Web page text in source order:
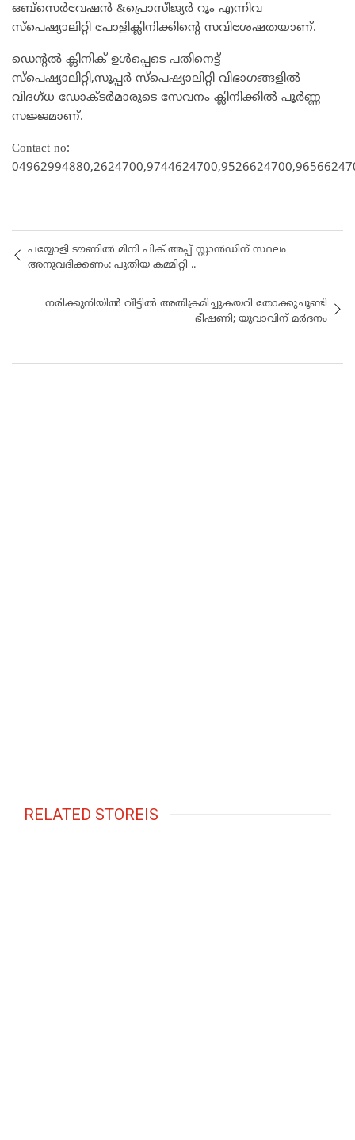
ഒബ്സെർവേഷൻ &പ്രൊസീജ്യർ റൂം എന്നിവ
സ്‌പെഷ്യാലിറ്റി പോളിക്ലിനിക്കിന്റെ സവിശേഷതയാണ്.
ഡെന്റൽ ക്ലിനിക് ഉൾപ്പെടെ പതിനെട്ട്
സ്പെഷ്യാലിറ്റി,സൂപ്പർ സ്പെഷ്യാലിറ്റി വിഭാഗങ്ങളിൽ
വിദഗ്ധ ഡോക്ടർമാരുടെ സേവനം ക്ലിനിക്കിൽ പൂർണ്ണ
സജ്ജമാണ്.
Contact no:
പയ്യോളി ടൗണിൽ മിനി പിക് അപ്പ് സ്റ്റാൻഡിന് സ്ഥലം
അനുവദിക്കണം: പുതിയ കമ്മിറ്റി ..
നരിക്കുനിയിൽ വീട്ടിൽ അതിക്രമിച്ചുകയറി തോക്കുചൂണ്ടി
ഭീഷണി; യുവാവിന് മർദനം
RELATED STOREIS